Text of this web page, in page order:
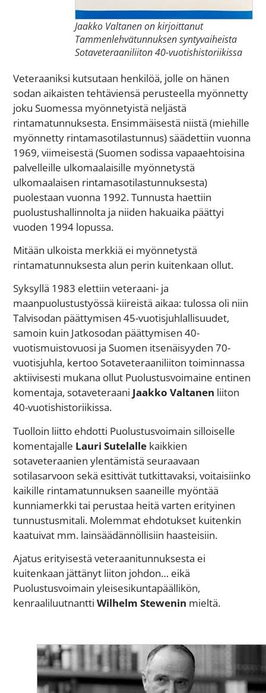
Jaakko Valtanen on kirjoittanut
Tammenlehvätunnuksen syntyvaiheista
Sotaveteraaniliiton 40-vuotishistoriikissa
Veteraaniksi kutsutaan henkilöä, jolle on hänen
sodan aikaisten tehtäviensä perusteella myönnetty
joku Suomessa myönnetyistä neljästä
rintamatunnuksesta. Ensimmäisestä niistä (miehille
myönnetty rintamasotilastunnus) säädettiin vuonna
1969, viimeisestä (Suomen sodissa vapaaehtoisina
palvelleille ulkomaalaisille myönnetystä
ulkomaalaisen rintamasotilastunnuksesta)
puolestaan vuonna 1992. Tunnusta haettiin
puolustushallinnolta ja niiden hakuaika päättyi
vuoden 1994 lopussa.
Mitään ulkoista merkkiä ei myönnetystä
rintamatunnuksesta alun perin kuitenkaan ollut.
Syksyllä 1983 elettiin veteraani- ja
maanpuolustustyössä kiireistä aikaa: tulossa oli niin
Talvisodan päättymisen 45-vuotisjuhlallisuudet,
samoin kuin Jatkosodan päättymisen 40-
vuotismuistovuosi ja Suomen itsenäisyyden 70-
vuotisjuhla, kertoo Sotaveteraaniliiton toiminnassa
aktiivisesti mukana ollut Puolustusvoimaine entinen
komentaja, sotaveteraani Jaakko Valtanen liiton
40-vuotishistoriikissa.
Tuolloin liitto ehdotti Puolustusvoimain silloiselle
komentajalle Lauri Sutelalle kaikkien
sotaveteraanien ylentämistä seuraavaan
sotilasarvoon sekä esittivät tutkittavaksi, voitaisiinko
kaikille rintamatunnuksen saaneille myöntää
kunniamerkki tai perustaa heitä varten erityinen
tunnustusmitali. Molemmat ehdotukset kuitenkin
kaatuivat mm. lainsäädännöllisiin haasteisiin.
Ajatus erityisestä veteraanitunnuksesta ei
kuitenkaan jättänyt liiton johdon… eikä
Puolustusvoimain yleisesikuntapäällikön,
kenraaliluutnanttiWilhelm Stewenin mieltä.